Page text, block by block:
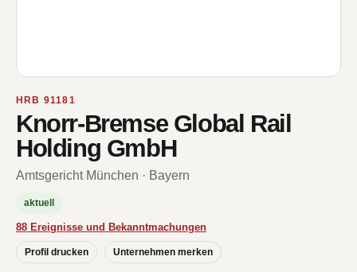
HRB 91181
Knorr-Bremse Global Rail
Holding GmbH
Amtsgericht München · Bayern
aktuell
88 Ereignisse und Bekanntmachungen
Profil drucken Unternehmen merken